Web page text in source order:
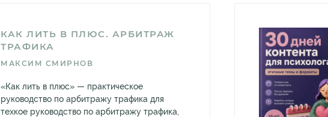
КАК ЛИТЬ В ПЛЮС. АРБИТРАЖ
ТРАФИКА
МАКСИМ СМИРНОВ
«Как лить в плюс» — практическое
руководство по арбитражу трафика для
техкое руководство по арбитражу трафика,